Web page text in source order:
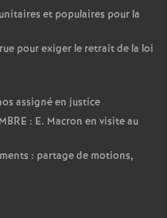
et populaires pour la
pour exiger le retrait de la loi
assigné en justice
: E. Macron en visite au
: partage de motions,